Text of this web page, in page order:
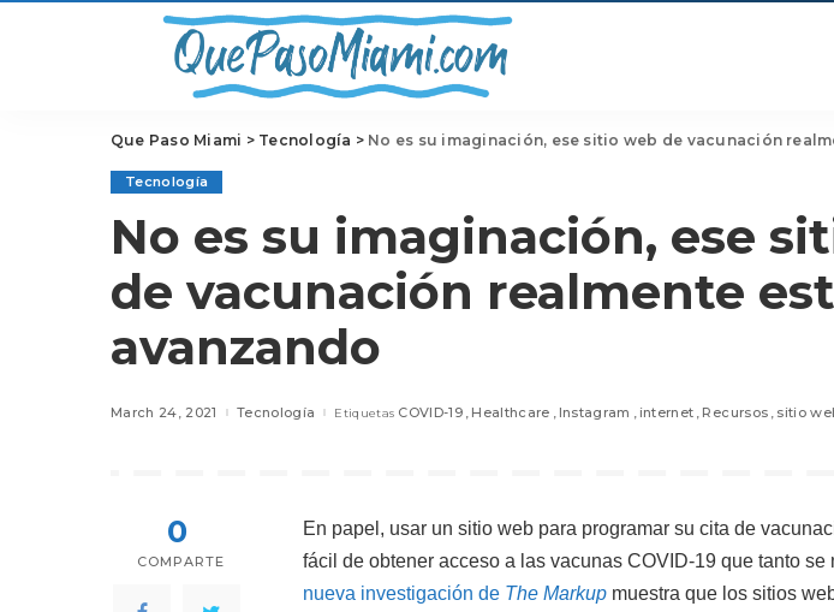
Que Paso Miami > Tecnología > No es su imaginación, ese sitio web de vacunación
Tecnología
No es su imaginación, ese
de vacunación realmente
avanzando
March 24, 2021 Tecnología Etiquetas COVID-19 Healthcare Instagram internet Recursos sitio
0
COMPARTE
En papel, usar un sitio web para programar su cita de
fácil de obtener acceso a las vacunas COVID-19 que tanto se
nueva investigación de The Markup muestra que los sitios